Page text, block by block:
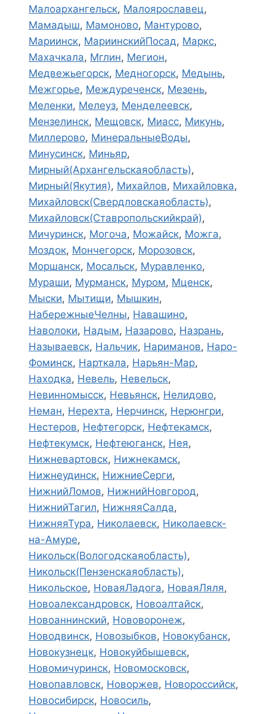
Малоархангельск, Малоярославец,
Мамадыш, Мамоново, Мантурово,
Мариинск, МариинскийПосад, Маркс,
Махачкала, Мглин, Мегион,
Медвежьегорск, Медногорск, Медынь,
Межгорье, Междуреченск, Мезень,
Меленки, Мелеуз, Менделеевск,
Мензелинск, Мещовск, Миасс, Микунь,
Миллерово, МинеральныеВоды,
Минусинск, Миньяр,
Мирный(Архангельскаяобласть),
Мирный(Якутия), Михайлов, Михайловка,
Михайловск(Свердловскаяобласть),
Михайловск(Ставропольскийкрай),
Мичуринск, Могоча, Можайск, Можга,
Моздок, Мончегорск, Морозовск,
Моршанск, Мосальск, Муравленко,
Мураши, Мурманск, Муром, Мценск,
Мыски, Мытищи, Мышкин,
НабережныеЧелны, Навашино,
Наволоки, Надым, Назарово, Назрань,
Называевск, Нальчик, Нариманов, Наро-
Фоминск, Нарткала, Нарьян-Мар,
Находка, Невель, Невельск,
Невинномысск, Невьянск, Нелидово,
Неман, Нерехта, Нерчинск, Нерюнгри,
Нестеров, Нефтегорск, Нефтекамск,
Нефтекумск, Нефтеюганск, Нея,
Нижневартовск, Нижнекамск,
Нижнеудинск, НижниеСерги,
НижнийЛомов, НижнийНовгород,
НижнийТагил, НижняяСалда,
НижняяТура, Николаевск, Николаевск-
на-Амуре,
Никольск(Вологодскаяобласть),
Никольск(Пензенскаяобласть),
Никольское, НоваяЛадога, НоваяЛяля,
Новоалександровск, Новоалтайск,
Новоаннинский, Нововоронеж,
Новодвинск, Новозыбков, Новокубанск,
Новокузнецк, Новокуйбышевск,
Новомичуринск, Новомосковск,
Новопавловск, Новоржев, Новороссийск,
Новосибирск, Новосиль,